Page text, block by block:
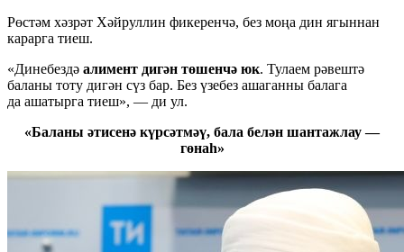
Рөстәм хәзрәт Хәйруллин фикеренчә, без моңа дин ягыннан
карарга тиеш.
«Динебездә алимент дигән төшенчә юк. Тулаем рәвештә
баланы тоту дигән сүз бар. Без үзебез ашаганны балага
да ашатырга тиеш», — ди ул.
«Баланы әтисенә күрсәтмәү, бала белән шантажлау —
гөнаһ»